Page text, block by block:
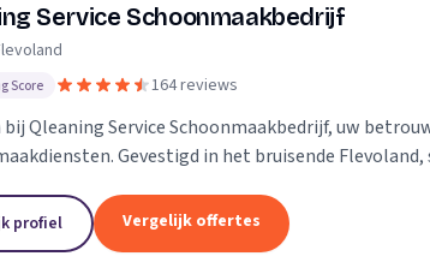
Service Schoonmaakbedrijf
Score 164 reviews
Qleaning Service Schoonmaakbedrijf, uw
Gevestigd in het bruisende
profiel Vergelijk offertes